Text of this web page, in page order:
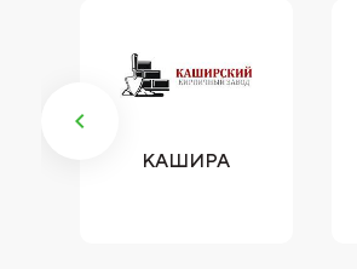
КАШИРА